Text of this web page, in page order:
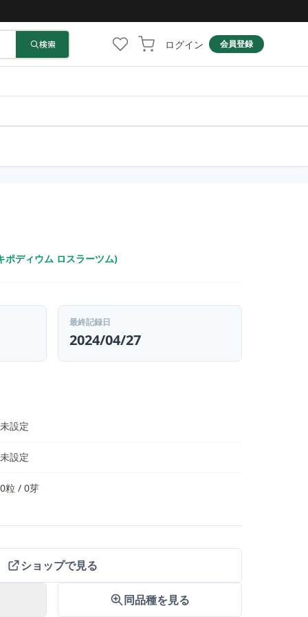
検索 ログイン 会員登録
ディウム ロスラーツム)
最終記録日
2024/04/27
未設定
未設定
0粒 / 0芽
ショップで見る
同品種を見る